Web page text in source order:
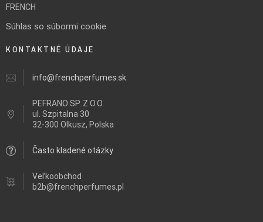
FRENCH
Súhlas so súbormi cookie
KONTAKTNÉ ÚDAJE
info@frenchperfumes.sk
PEFRANO SP. Z O.O.
ul. Szpitalna 30
32-300 Olkusz, Polska
Často kladené otázky
Veľkoobchod
b2b@frenchperfumes.pl